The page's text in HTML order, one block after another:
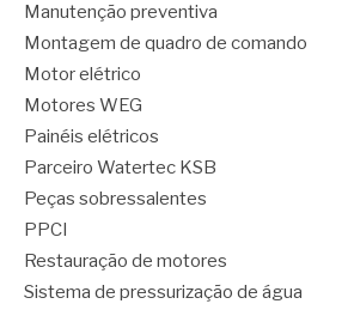
Manutenção preventiva
Montagem de quadro de comando
Motor elétrico
Motores WEG
Painéis elétricos
Parceiro Watertec KSB
Peças sobressalentes
PPCI
Restauração de motores
Sistema de pressurização de água